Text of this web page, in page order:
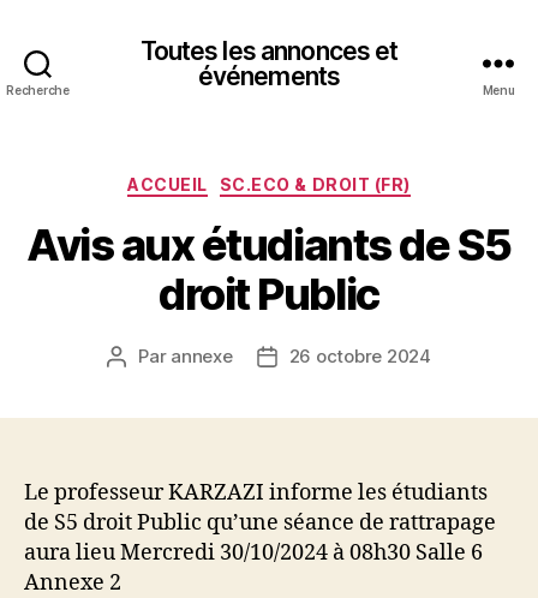
Recherche
Toutes les annonces et
événements
Menu
Catégories
ACCUEIL SC.ECO & DROIT (FR)
Avis aux étudiants de S5
droit Public
Auteur
Par annexe
Date26 octobre 2024
Le professeur KARZAZI informe les étudiants
de S5 droit Public qu’une séance de rattrapage
aura lieu Mercredi 30/10/2024 à 08h30 Salle 6
Annexe 2